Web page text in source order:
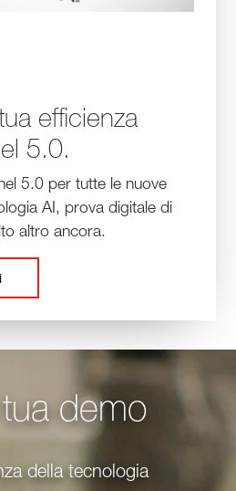
efficienza
5.0.
5.0 per tutte le nuove
AI, prova digitale di
altro ancora.
demo
della tecnologia